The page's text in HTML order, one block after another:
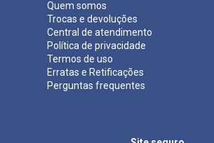
Quem somos
Trocas e devoluções
Central de atendimento
Política de privacidade
Termos de uso
Erratas e Retificações
Perguntas frequentes